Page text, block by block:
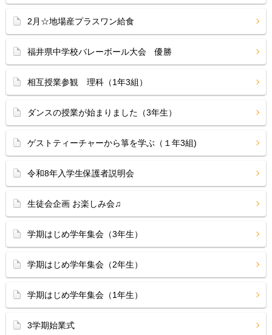
2月☆地場産プラスワン給食
福井県中学校バレーボール大会 優勝
相互授業参観 理科（1年3組）
ダンスの授業が始まりました（3年生）
ゲストティーチャーから箏を学ぶ（１年3組)
令和8年入学生保護者説明会
生徒会企画 お楽しみ会♫
学期はじめ学年集会（3年生）
学期はじめ学年集会（2年生）
学期はじめ学年集会（1年生）
3学期始業式